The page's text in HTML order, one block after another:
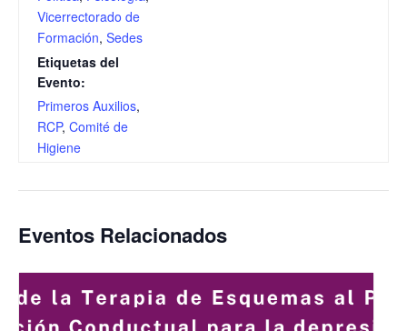
Vicerrectorado de
Formación, Sedes
Etiquetas del
Evento:
Primeros Auxilios,
RCP, Comité de
Higiene
Eventos Relacionados